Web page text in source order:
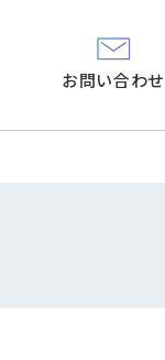
お問い合わせ